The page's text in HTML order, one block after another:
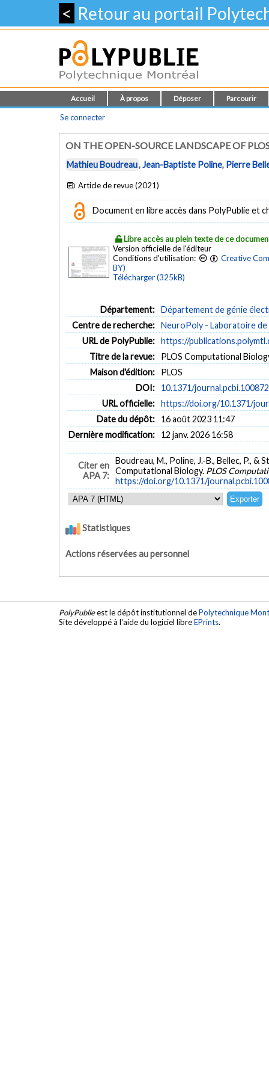
< Retour au portail
Accueil À propos Déposer Parcourir
Se connecter
ON THE OPEN-SOURCE LANDSCAPE OF
Mathieu Boudreau,Jean-Baptiste Poline, Pierre
Article de revue (2021)
Document en libre accès dans PolyPublie et
Libre accès au plein texte de ce
Version officielle de l'éditeur
Conditions d'utilisation:
Creative
BY)
Télécharger (325kB)
Département: Département de génie
Centre de recherche: NeuroPoly - Laboratoire de
URL de PolyPublie: https://
Titre de la revue:
PLOS Computational
Maison d'édition:
PLOS
DOI:
10.1371/
URL officielle: https://doi.org/10.1371/
Date du dépôt:
16 août 2023 11:47
Dernière modification:
12 janv. 2026 16:58
Citer en
APA 7:
Boudreau, M., Poline, J.-B., Bellec, P., &
Computational Biology. PLOS
https://doi.org/10.1371/
Statistiques
Actions réservées au personnel
PolyPublieest le dépôt institutionnel dePolytechnique
Site développé à l'aide du logiciel libreEPrints.